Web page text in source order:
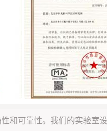
和可靠性。我们的实验室